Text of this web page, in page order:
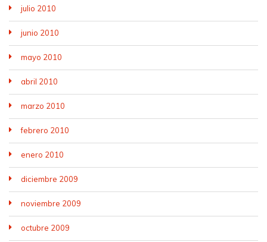
julio 2010
junio 2010
mayo 2010
abril 2010
marzo 2010
febrero 2010
enero 2010
diciembre 2009
noviembre 2009
octubre 2009